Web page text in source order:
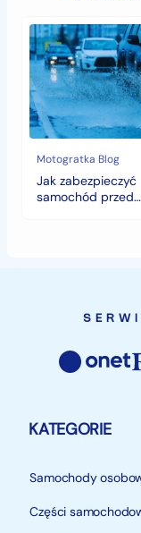
Jak
zabezpieczyć
samochód
przed
jesiennymi
chłodami
i
deszczem?
Motogratka Blog
Jak zabezpieczyć
samochód przed
KATEGORIE
Samochody
Części